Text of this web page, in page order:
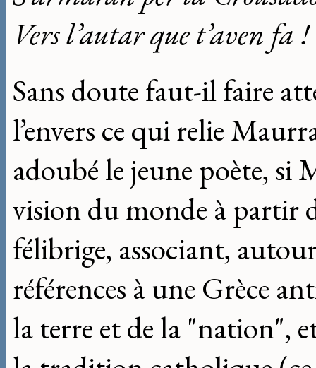
Vers l’autar que t’aven fa !
Sans doute faut-il faire
l’envers ce qui relie
adoubé le jeune poète, si
vision du monde à partir
félibrige, associant,
références à une Grèce
la terre et de la "nation",